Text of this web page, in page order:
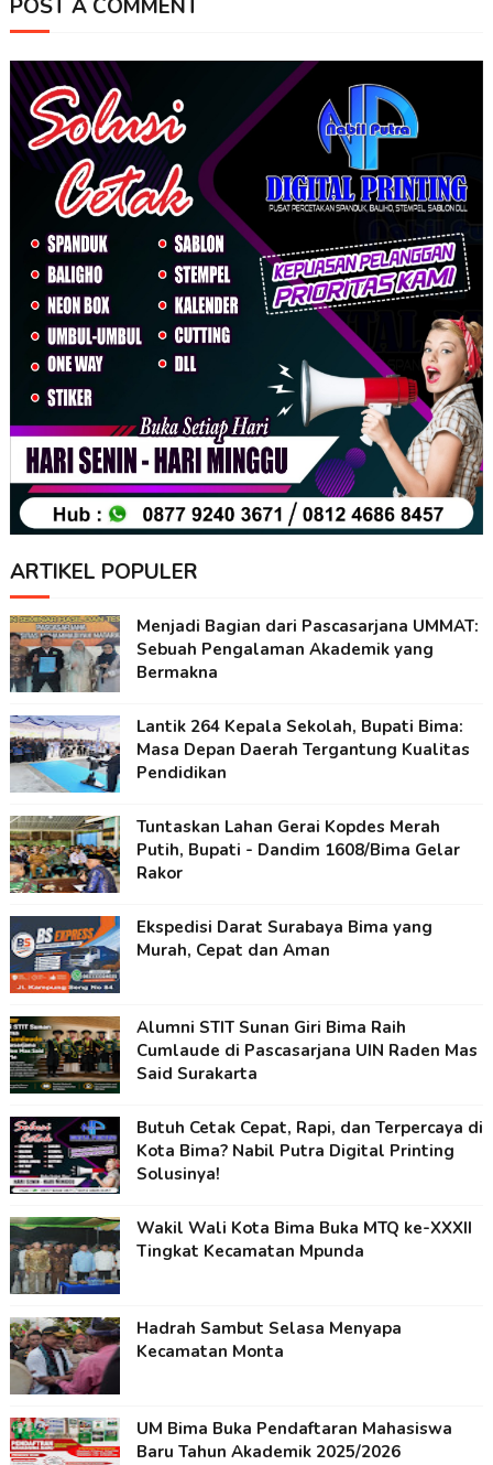
POST A COMMENT
ARTIKEL POPULER
Menjadi Bagian dari Pascasarjana UMMAT:
Sebuah Pengalaman Akademik yang
Bermakna
Lantik 264 Kepala Sekolah, Bupati Bima:
Masa Depan Daerah Tergantung Kualitas
Pendidikan
Tuntaskan Lahan Gerai Kopdes Merah
Putih, Bupati - Dandim 1608/Bima Gelar
Rakor
Ekspedisi Darat Surabaya Bima yang
Murah, Cepat dan Aman
Alumni STIT Sunan Giri Bima Raih
Cumlaude di Pascasarjana UIN Raden Mas
Said Surakarta
Butuh Cetak Cepat, Rapi, dan Terpercaya di
Kota Bima? Nabil Putra Digital Printing
Solusinya!
Wakil Wali Kota Bima Buka MTQ ke-XXXII
Tingkat Kecamatan Mpunda
Hadrah Sambut Selasa Menyapa
Kecamatan Monta
UM Bima Buka Pendaftaran Mahasiswa
Baru Tahun Akademik 2025/2026